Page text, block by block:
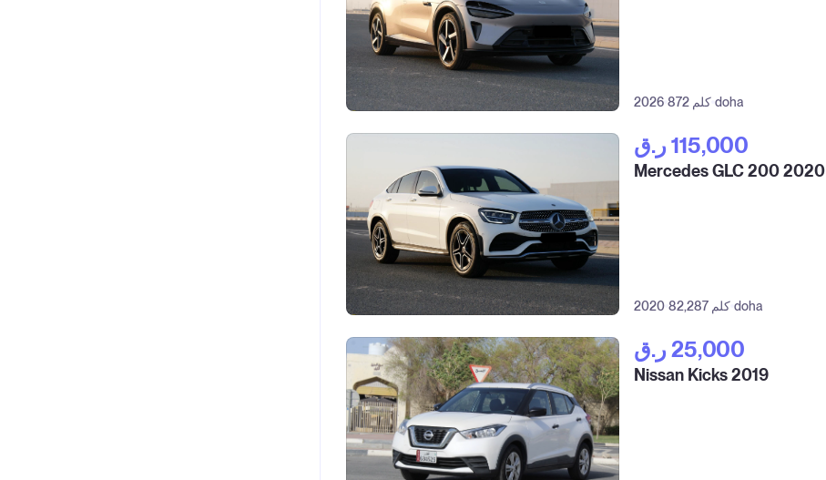
2026 872 كلم doha
ر.ق‎ 115,000
Mercedes GLC 200 2020
2020 82,287 كلم doha
ر.ق‎ 25,000
Nissan Kicks 2019